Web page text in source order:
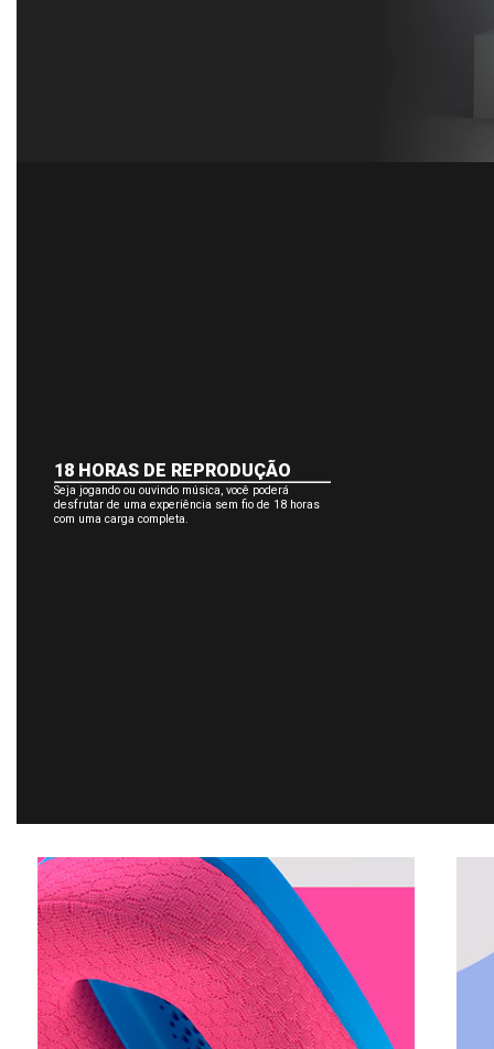
18 HORAS DE REPRODUÇÃO
Seja jogando ou ouvindo música, você poderá
desfrutar de uma experiência sem fio de 18 horas
com uma carga completa.